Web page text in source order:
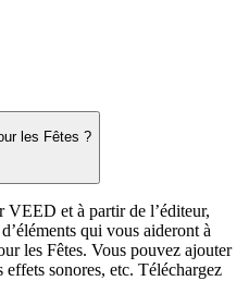
les Fêtes ?
VEED et à partir de l’éditeur,
qui vous aideront à
les Fêtes. Vous pouvez ajouter
effets sonores, etc. Téléchargez